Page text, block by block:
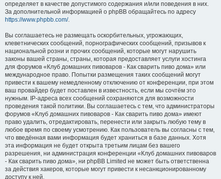
определяет в качестве допустимого содержания и/или поведения в них.
За дополнительной информацией о phpBB обращайтесь по адресу
https://www.phpbb.com/.
Вы соглашаетесь не размещать оскорбительных, угрожающих,
клеветнических сообщений, порнографических сообщений, призывов к
национальной розни и прочих сообщений, которые могут нарушить
законы вашей страны, страны, которая предоставляет услуги хостинга
для форумов «Клуб домашних пивоваров - Как cварить пиво дома» или
международное право. Попытки размещения таких сообщений могут
привести к вашему немедленному отключению от конференции, при этом
ваш провайдер будет поставлен в известность, если мы сочтём это
нужным. IP-адреса всех сообщений сохраняются для возможности
проведения такой политики. Вы соглашаетесь с тем, что администраторы
форумов «Клуб домашних пивоваров - Как cварить пиво дома» имеют
право удалить, отредактировать, перенести или закрыть любую тему в
любое время по своему усмотрению. Как пользователь вы согласны с тем,
что введённая вами информация будет храниться в базе данных. Хотя
эта информация не будет открыта третьим лицам без вашего
разрешения, ни администрация конференции «Клуб домашних пивоваров
- Как cварить пиво дома», ни phpBB Limited не может быть ответственна
за действия хакеров, которые могут привести к несанкционированному
доступу к ней.